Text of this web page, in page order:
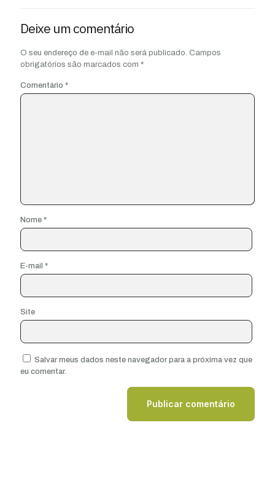
Deixe um comentário
O seu endereço de e-mail não será publicado. Campos
obrigatórios são marcados com *
Comentário *
Nome *
E-mail *
Site
Salvar meus dados neste navegador para a próxima vez que
eu comentar.